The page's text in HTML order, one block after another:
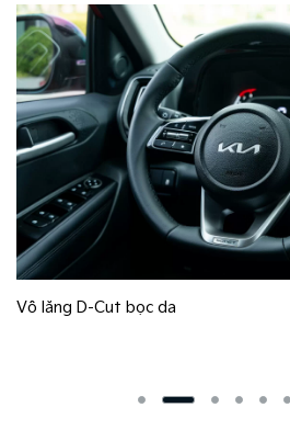
Vô lăng D-Cut bọc da